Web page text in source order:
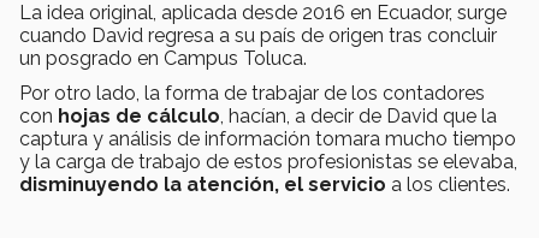
La idea original, aplicada desde 2016 en Ecuador, surge
cuando David regresa a su país de origen tras concluir
un posgrado en Campus Toluca.
Por otro lado, la forma de trabajar de los contadores
con hojas de cálculo, hacían, a decir de David que la
captura y análisis de información tomara mucho tiempo
y la carga de trabajo de estos profesionistas se elevaba,
disminuyendo la atención, el servicio a los clientes.